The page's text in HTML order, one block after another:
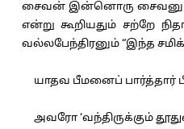
சைவன் இன்னொரு சைவனுடன்
என்று கூறியதும் சற்றே
வல்லபேந்திரனும் “இந்த
யாதவ பீமனைப் பார்த்தார்
அவரோ ‘வந்திருக்கும்